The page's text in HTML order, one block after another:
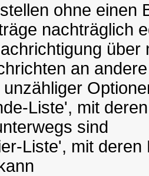
ohne einen
nachträglich
an
unzähliger
Liste', mit
sind
Liste', mit